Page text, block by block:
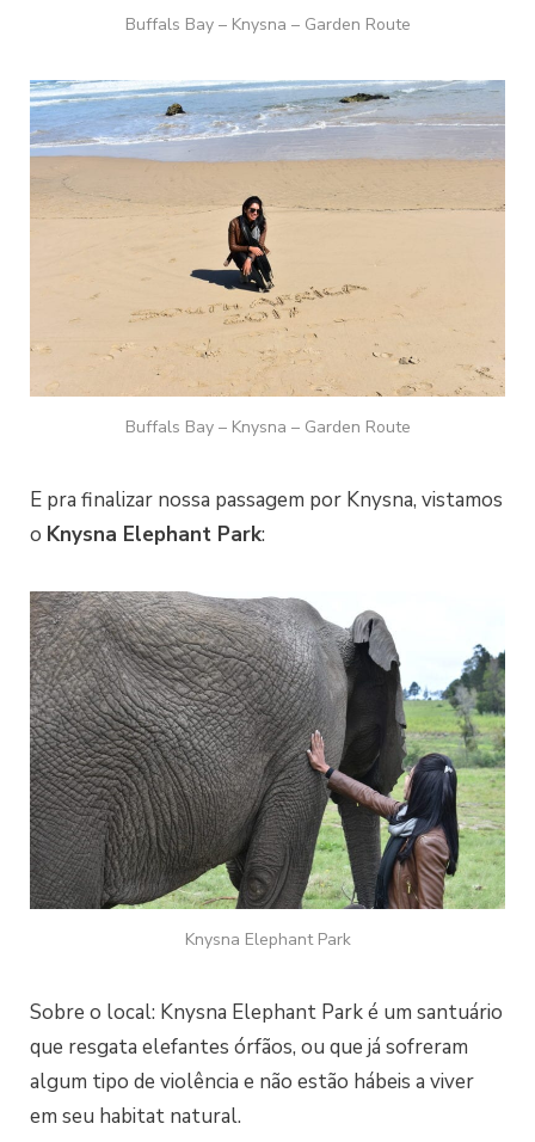
Buffals Bay – Knysna – Garden Route
Buffals Bay – Knysna – Garden Route
E pra finalizar nossa passagem por Knysna, vistamos
o Knysna Elephant Park:
Knysna Elephant Park
Sobre o local: Knysna Elephant Park é um santuário
que resgata elefantes órfãos, ou que já sofreram
algum tipo de violência e não estão hábeis a viver
em seu habitat natural.